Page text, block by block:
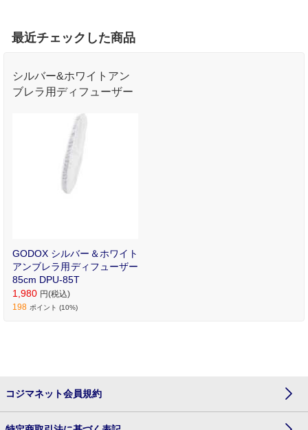
最近チェックした商品
シルバー&ホワイトアン
ブレラ用ディフューザー
GODOX シルバー＆ホワイト
アンブレラ用ディフューザー
85cm DPU-85T
1,980 円(税込)
198 ポイント (10%)
コジマネット会員規約